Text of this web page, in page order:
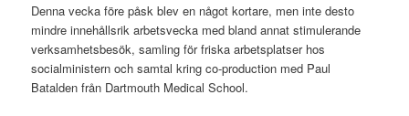
Denna vecka före påsk blev en något kortare, men inte desto
mindre innehållsrik arbetsvecka med bland annat stimulerande
verksamhetsbesök, samling för friska arbetsplatser hos
socialministern och samtal kring co-production med Paul
Batalden från Dartmouth Medical School.